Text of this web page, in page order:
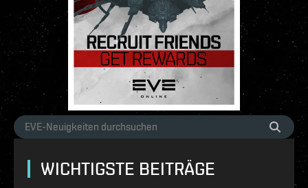
WICHTIGSTE BEITRÄGE